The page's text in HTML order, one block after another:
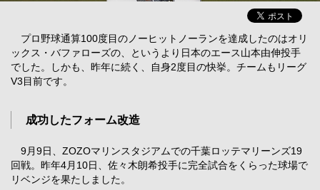
プロ野球通算100度目のノーヒットノーランを達成したのはオリ
ックス・バファローズの、というより日本のエース山本由伸投手
でした。しかも、昨年に続く、自身2度目の快挙。チームもリーグ
V3目前です。
成功したフォーム改造
9月9日、ZOZOマリンスタジアムでの千葉ロッテマリーンズ19
回戦。昨年4月10日、佐々木朗希投手に完全試合をくらった球場で
リベンジを果たしました。